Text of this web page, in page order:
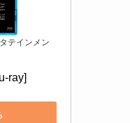
テインメン
ray]